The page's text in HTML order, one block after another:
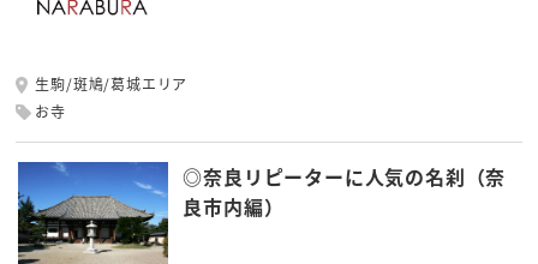
生駒/斑鳩/葛城エリア
お寺
◎奈良リピーターに人気の名刹（奈
良市内編）